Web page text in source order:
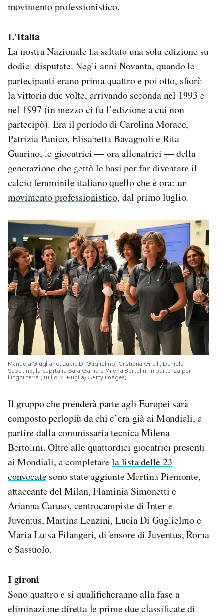
movimento professionistico.
L’Italia
La nostra Nazionale ha saltato una sola edizione su
dodici disputate. Negli anni Novanta, quando le
partecipanti erano prima quattro e poi otto, sfiorò
la vittoria due volte, arrivando seconda nel 1993 e
nel 1997 (in mezzo ci fu l’edizione a cui non
partecipò). Era il periodo di Carolina Morace,
Patrizia Panico, Elisabetta Bavagnoli e Rita
Guarino, le giocatrici — ora allenatrici — della
generazione che gettò le basi per far diventare il
calcio femminile italiano quello che è ora: un
movimento professionistico, dal primo luglio.
Manuela Giugliano, Lucia Di Guglielmo, Cristiana Girelli, Daniela
Sabatino, la capitana Sara Gama e Milena Bertolini in partenza per
l’Inghilterra (Tullio M. Puglia/Getty Images)
Il gruppo che prenderà parte agli Europei sarà
composto perlopiù da chi c’era già ai Mondiali, a
partire dalla commissaria tecnica Milena
Bertolini. Oltre alle quattordici giocatrici presenti
ai Mondiali, a completarela lista delle 23
convocate sono state aggiunte Martina Piemonte,
attaccante del Milan, Flaminia Simonetti e
Arianna Caruso, centrocampiste di Inter e
Juventus, Martina Lenzini, Lucia Di Guglielmo e
Maria Luisa Filangeri, difensore di Juventus, Roma
e Sassuolo.
I gironi
Sono quattro e si qualificheranno alla fase a
eliminazione diretta le prime due classificate di